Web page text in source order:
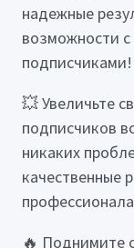
надежные
возможности
💥 Увеличьте
подписчиков
никаких
качественные
🔥 Поднимите